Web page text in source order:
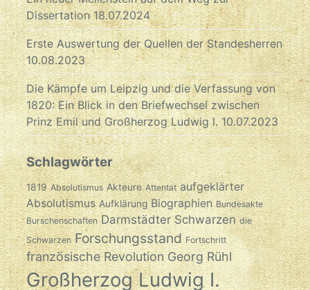
Dissertation 18.07.2024
Erste Auswertung der Quellen der Standesherren
10.08.2023
Die Kämpfe um Leipzig und die Verfassung von
1820: Ein Blick in den Briefwechsel zwischen
Prinz Emil und Großherzog Ludwig I. 10.07.2023
Schlagwörter
1819 Absolutismus Akteure Attentat aufgeklärter
Absolutismus Aufklärung Biographien Bundesakte
Burschenschaften Darmstädter Schwarzen die
Schwarzen Forschungsstand Fortschritt
französische Revolution Georg Rühl
Großherzog Ludwig I.